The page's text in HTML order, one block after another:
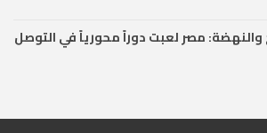
والنهضة: مصر لعبت دوراً محورياً في التوصل